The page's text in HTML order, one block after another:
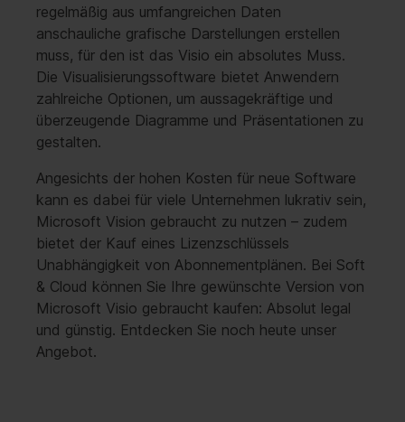
regelmäßig aus umfangreichen Daten
anschauliche grafische Darstellungen erstellen
muss, für den ist das Visio ein absolutes Muss.
Die Visualisierungssoftware bietet Anwendern
zahlreiche Optionen, um aussagekräftige und
überzeugende Diagramme und Präsentationen zu
gestalten.
Angesichts der hohen Kosten für neue Software
kann es dabei für viele Unternehmen lukrativ sein,
Microsoft Vision gebraucht zu nutzen – zudem
bietet der Kauf eines Lizenzschlüssels
Unabhängigkeit von Abonnementplänen. Bei Soft
& Cloud können Sie Ihre gewünschte Version von
Microsoft Visio gebraucht kaufen: Absolut legal
und günstig. Entdecken Sie noch heute unser
Angebot.